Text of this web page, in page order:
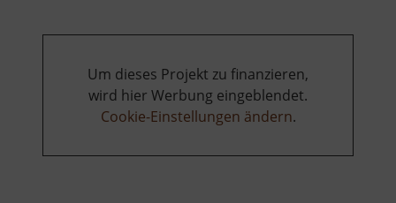
Nanebevzetí
Marie
Um dieses Projekt zu finanzieren,
wird hier Werbung eingeblendet.
Cookie-Einstellungen ändern.